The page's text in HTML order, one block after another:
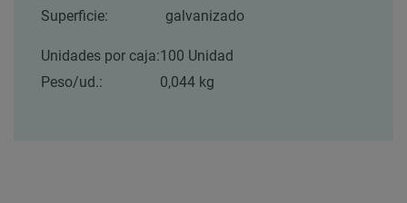
Superficie:
galvanizado
Unidades por caja:100 Unidad
Peso/ud.:
0,044 kg